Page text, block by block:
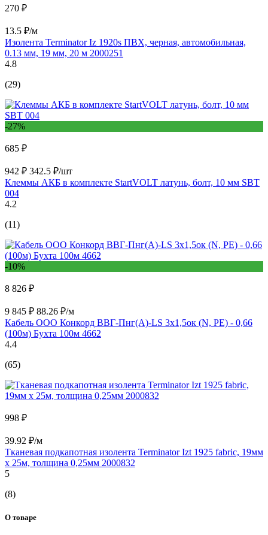
270 ₽
13.5 ₽/м
Изолента Terminator Iz 1920s ПВХ, черная, автомобильная,
0.13 мм, 19 мм, 20 м 2000251
4.8
(29)
-27%
685 ₽
942 ₽ 342.5 ₽/шт
Клеммы АКБ в комплекте StartVOLT латунь, болт, 10 мм SBT
004
4.2
(11)
-10%
8 826 ₽
9 845 ₽ 88.26 ₽/м
Кабель ООО Конкорд ВВГ-Пнг(А)-LS 3x1,5ок (N, PE) - 0,66
(100м) Бухта 100м 4662
4.4
(65)
998 ₽
39.92 ₽/м
Тканевая подкапотная изолента Terminator Izt 1925 fabric, 19мм
х 25м, толщина 0,25мм 2000832
5
(8)
О товаре